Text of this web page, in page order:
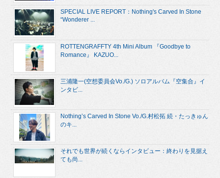
SPECIAL LIVE REPORT：Nothing's Carved In Stone
“Wonderer ...
ROTTENGRAFFTY 4th Mini Album 『Goodbye to
Romance』 KAZUO...
三浦隆一(空想委員会Vo./G.) ソロアルバム『空集合』イ
ンタビ...
Nothing’s Carved In Stone Vo./G.村松拓 続・たっきゅん
のキ...
それでも世界が続くならインタビュー：終わりを見据え
ても尚...